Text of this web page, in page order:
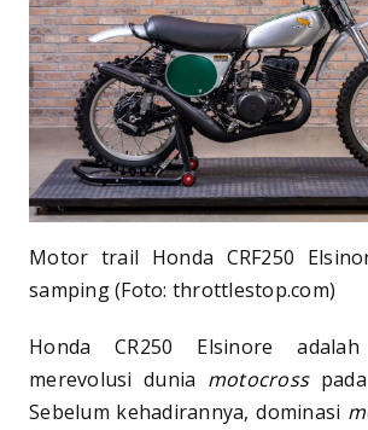
Motor trail Honda CRF250
samping (Foto: throttlestop.com)
Honda CR250 Elsinore
merevolusi dunia motocrosspada
Sebelum kehadirannya, dominasi